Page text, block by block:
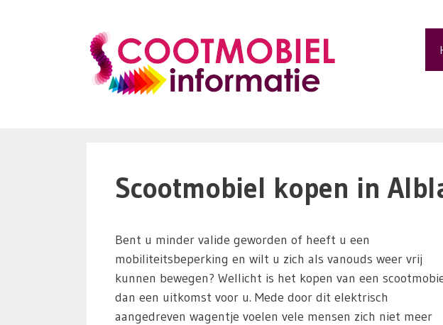
Scootmobiel kopen in
Bent u minder valide geworden of heeft u een
mobiliteitsbeperking en wilt u zich als vanouds weer vrij
kunnen bewegen? Wellicht is het kopen van een
dan een uitkomst voor u. Mede door dit elektrisch
aangedreven wagentje voelen vele mensen zich niet meer